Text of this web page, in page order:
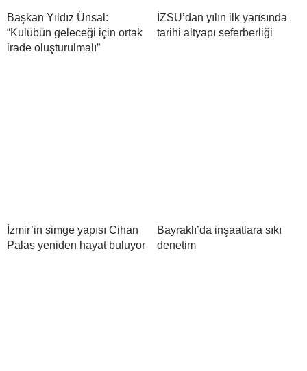
Başkan Yıldız Ünsal:
“Kulübün geleceği için ortak
irade oluşturulmalı”
İZSU’dan yılın ilk yarısında
tarihi altyapı seferberliği
İzmir’in simge yapısı Cihan
Palas yeniden hayat buluyor
Bayraklı’da inşaatlara sıkı
denetim